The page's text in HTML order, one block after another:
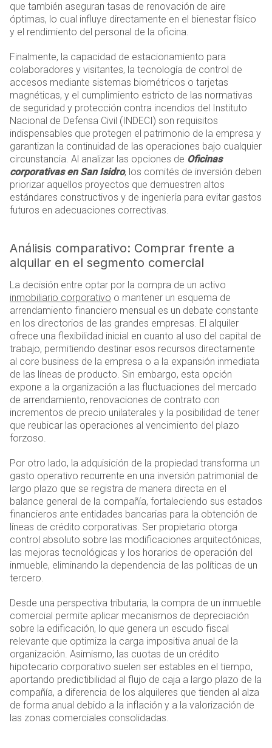
que también aseguran tasas de renovación de aire
óptimas, lo cual influye directamente en el bienestar físico
y el rendimiento del personal de la oficina.
Finalmente, la capacidad de estacionamiento para
colaboradores y visitantes, la tecnología de control de
accesos mediante sistemas biométricos o tarjetas
magnéticas, y el cumplimiento estricto de las normativas
de seguridad y protección contra incendios del Instituto
Nacional de Defensa Civil (INDECI) son requisitos
indispensables que protegen el patrimonio de la empresa y
garantizan la continuidad de las operaciones bajo cualquier
circunstancia. Al analizar las opciones de Oficinas
corporativas en San Isidro, los comités de inversión deben
priorizar aquellos proyectos que demuestren altos
estándares constructivos y de ingeniería para evitar gastos
futuros en adecuaciones correctivas.
Análisis comparativo: Comprar frente a
alquilar en el segmento comercial
La decisión entre optar por la compra de un activo
inmobiliario corporativo o mantener un esquema de
arrendamiento financiero mensual es un debate constante
en los directorios de las grandes empresas. El alquiler
ofrece una flexibilidad inicial en cuanto al uso del capital de
trabajo, permitiendo destinar esos recursos directamente
al core business de la empresa o a la expansión inmediata
de las líneas de producto. Sin embargo, esta opción
expone a la organización a las fluctuaciones del mercado
de arrendamiento, renovaciones de contrato con
incrementos de precio unilaterales y la posibilidad de tener
que reubicar las operaciones al vencimiento del plazo
forzoso.
Por otro lado, la adquisición de la propiedad transforma un
gasto operativo recurrente en una inversión patrimonial de
largo plazo que se registra de manera directa en el
balance general de la compañía, fortaleciendo sus estados
financieros ante entidades bancarias para la obtención de
líneas de crédito corporativas. Ser propietario otorga
control absoluto sobre las modificaciones arquitectónicas,
las mejoras tecnológicas y los horarios de operación del
inmueble, eliminando la dependencia de las políticas de un
tercero.
Desde una perspectiva tributaria, la compra de un inmueble
comercial permite aplicar mecanismos de depreciación
sobre la edificación, lo que genera un escudo fiscal
relevante que optimiza la carga impositiva anual de la
organización. Asimismo, las cuotas de un crédito
hipotecario corporativo suelen ser estables en el tiempo,
aportando predictibilidad al flujo de caja a largo plazo de la
compañía, a diferencia de los alquileres que tienden al alza
de forma anual debido a la inflación y a la valorización de
las zonas comerciales consolidadas.